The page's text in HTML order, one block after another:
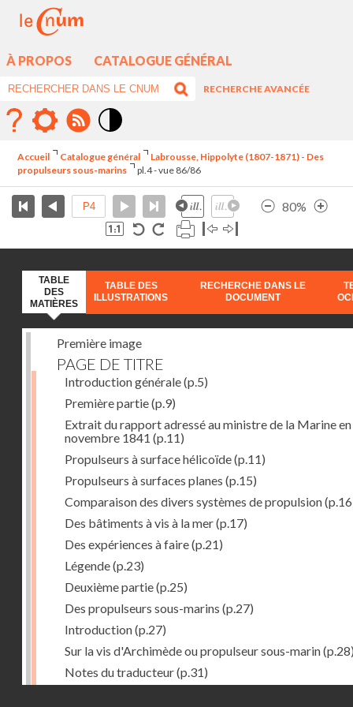
À PROPOS CATALOGUE GÉNÉRAL
RECHERCHE AVANCÉE
élévé
Accueil Catalogue général
Labrousse, Hippolyte (1807-1871) - Des
propulseurs sous-marins
pl.4 - vue 86/86
80%
TABLE
DES
MATIÈRES
TABLE DES
ILLUSTRATIONS
RECHERCHE DANS LE
DOCUMENT
Première image
PAGE DE TITRE
Introduction générale(p.5)
Première partie(p.9)
Extrait du rapport adressé au ministre de la Marine en
novembre 1841 (p.11)
Propulseurs à surface hélicoïde(p.11)
Propulseurs à surfaces planes (p.15)
Comparaison des divers systèmes de propulsion
Des bâtiments à vis à la mer(p.17)
Des expériences à faire(p.21)
Légende(p.23)
Deuxième partie(p.25)
Des propulseurs sous-marins (p.27)
Introduction(p.27)
Sur la vis d'Archimède ou propulseur sous-marin
Notes du traducteur(p.31)